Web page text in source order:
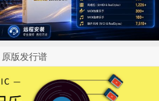
版发行谱